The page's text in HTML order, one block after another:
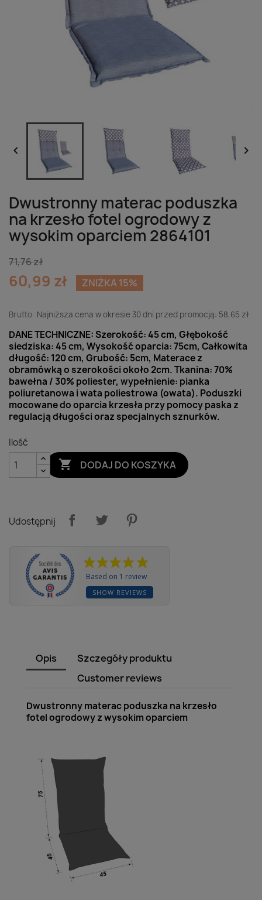
 
Dwustronny materac poduszka
na krzesło fotel ogrodowy z
wysokim oparciem 2864101
71,76 zł
60,99 zł ZNIŻKA 15%
Brutto Najniższa cena w okresie 30 dni przed promocją: 58,65 zł
DANE TECHNICZNE: Szerokość: 45 cm, Głębokość
siedziska: 45 cm, Wysokość oparcia: 75cm, Całkowita
długość: 120 cm, Grubość: 5cm, Materace z
obramówką o szerokości około 2cm. Tkanina: 70%
bawełna / 30% poliester, wypełnienie: pianka
poliuretanowa i wata poliestrowa (owata). Poduszki
mocowane do oparcia krzesła przy pomocy paska z
regulacją długości oraz specjalnych sznurków.
Ilość
 DODAJ DO KOSZYKA
Udostępnij
Based on 1 review
SHOW REVIEWS
Opis
Szczegóły produktu
Customer reviews
Dwustronny materac poduszka na krzesło
fotel ogrodowy z wysokim oparciem